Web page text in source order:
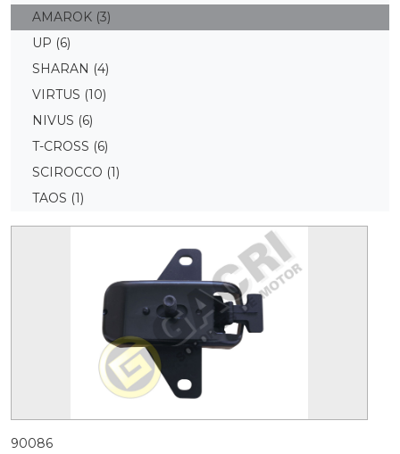
AMAROK (3)
UP (6)
SHARAN (4)
VIRTUS (10)
NIVUS (6)
T-CROSS (6)
SCIROCCO (1)
TAOS (1)
90086